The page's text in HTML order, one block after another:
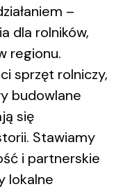
–
dla rolników,
regionu.
sprzęt rolniczy,
budowlane
się
Stawiamy
i partnerskie
lokalne